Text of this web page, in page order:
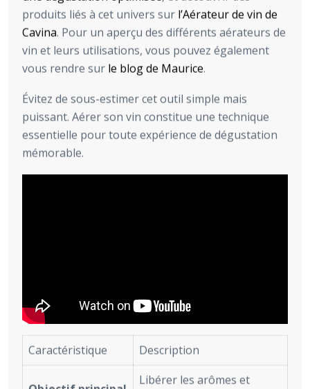
produits liés à cet univers sur l’Aérateur de vin de
Cavina. Pour un aperçu des différents aérateurs de
vin et leurs utilisations, vous pouvez également
vous rendre sur le blog de Maurice.
Évitez de sous-estimer cet outil simple mais
puissant. Aérer son vin constitue une technique
essentielle pour toute expérience de dégustation
mémorable.
Caractéristique Description
Libérer les arômes et